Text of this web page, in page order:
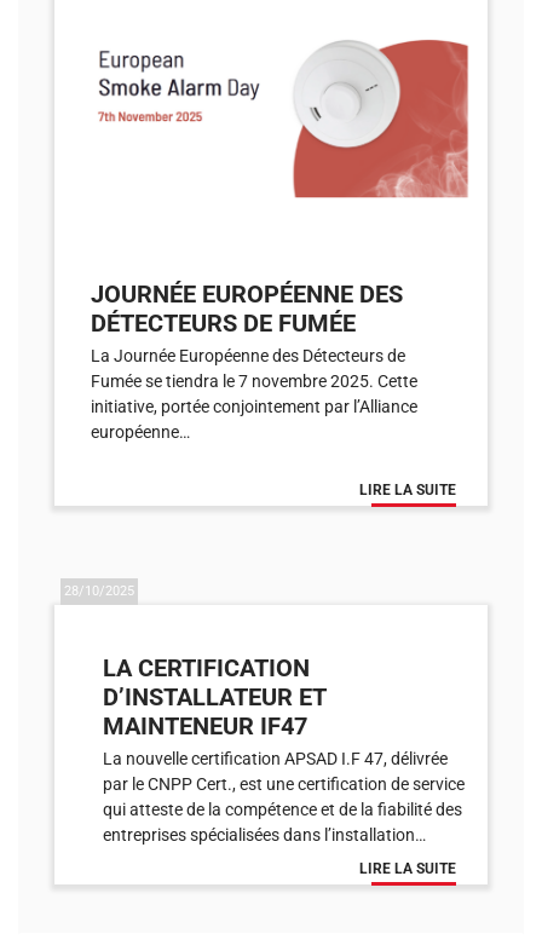
JOURNÉE EUROPÉENNE DES
DÉTECTEURS DE FUMÉE
La Journée Européenne des Détecteurs de
Fumée se tiendra le 7 novembre 2025. Cette
initiative, portée conjointement par l’Alliance
européenne…
LIRE LA SUITE
28/10/2025
LA CERTIFICATION
D’INSTALLATEUR ET
MAINTENEUR IF47
La nouvelle certification APSAD I.F 47, délivrée
par le CNPP Cert., est une certification de service
qui atteste de la compétence et de la fiabilité des
entreprises spécialisées dans l’installation…
LIRE LA SUITE